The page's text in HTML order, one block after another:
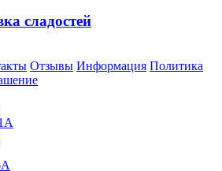
сладостей
Отзывы Информация Политика